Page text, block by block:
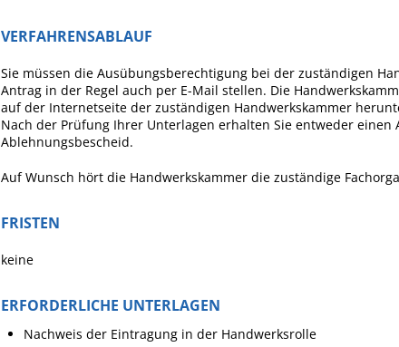
VERFAHRENSABLAUF
Sie müssen die Ausübungsberechtigung bei der zuständigen
Antrag in der Regel auch per E-Mail stellen. Die
auf der Internetseite der zuständigen Handwerkskammer
Nach der Prüfung Ihrer Unterlagen erhalten Sie entweder
Ablehnungsbescheid.
Auf Wunsch hört die Handwerkskammer die zuständige
FRISTEN
keine
ERFORDERLICHE UNTERLAGEN
Nachweis der Eintragung in der Handwerksrolle